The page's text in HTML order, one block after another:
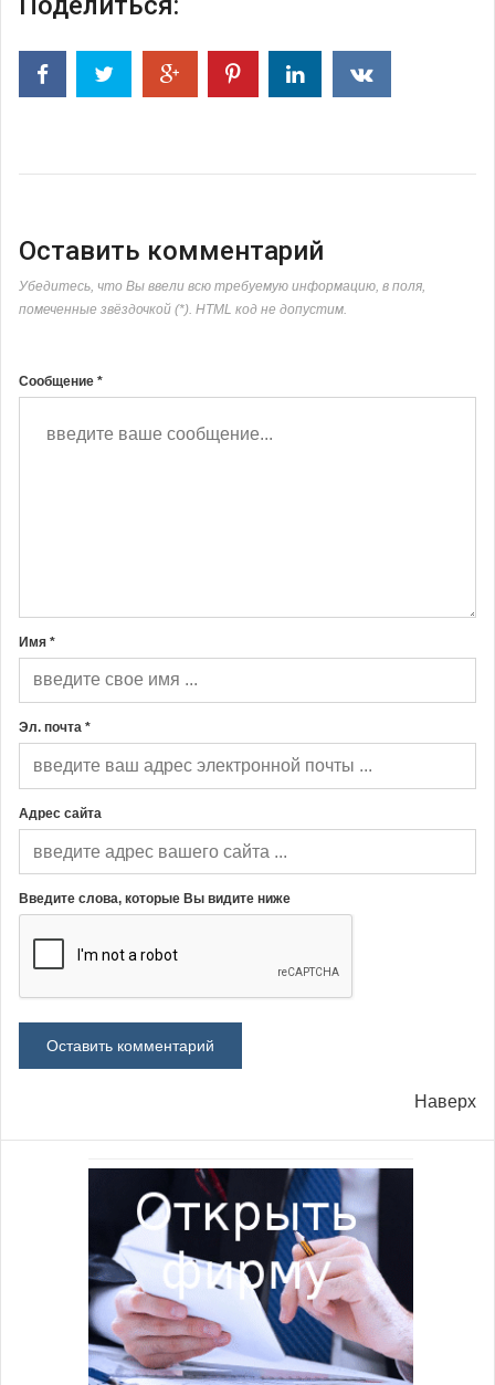
Оставить комментарий
Убедитесь, что Вы ввели всю требуемую информацию, в поля,
помеченные звёздочкой (*). HTML код не допустим.
Сообщение *
Имя *
Эл. почта *
Адрес сайта
Введите слова, которые Вы видите ниже
Наверх